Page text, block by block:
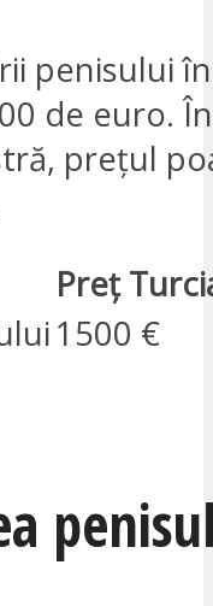
penisului
de euro.
prețul
Preț
1500 €